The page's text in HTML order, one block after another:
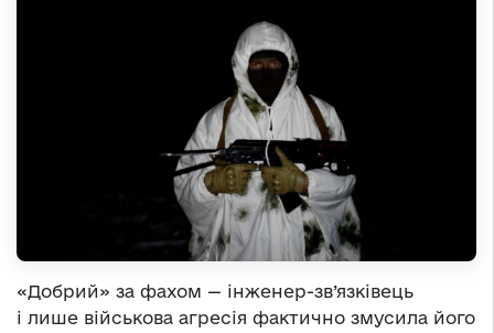
«Добрий» за фахом — інженер-зв’язківець
і лише військова агресія фактично змусила його